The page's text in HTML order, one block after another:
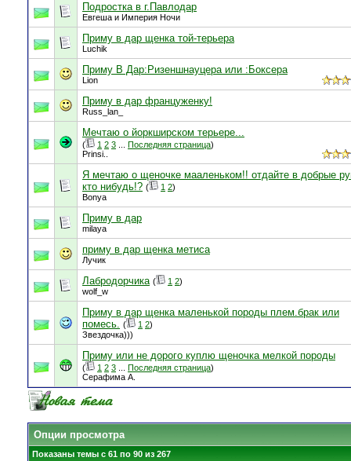
Подростка в г.Павлодар
Евгеша и Империя Ночи
Приму в дар щенка той-терьера
Luchik
Приму В Дар:Ризеншнауцера или :Боксера
Lion
Приму в дар француженку!
Russ_lan_
Мечтаю о йоркширском терьере...
( 1 2 3 Последняя страница)
Prinsi..
Я мечтаю о щеночке мааленьком!! отдайте в добрые
кто нибудь!? ( 1 2)
Bonya
Приму в дар
milaya
приму в дар щенка метиса
Лучик
Лабродорчика ( 1 2)
wolf_w
Приму в дар щенка маленькой породы плем.брак или
помесь. ( 1 2)
Звездочка)))
Приму или не дорого куплю щеночка мелкой породы
( 1 2 3 Последняя страница)
Серафима А.
Опции просмотра
Показаны темы с 61 по 90 из 267